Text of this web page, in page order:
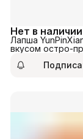
Нет в наличии
Лапша
вкусом остро-